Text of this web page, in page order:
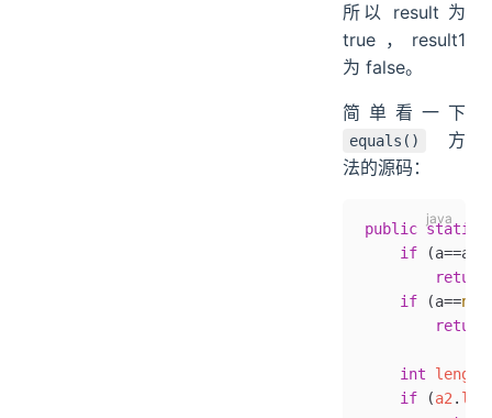
所以 result 为
true，result1
为 false。
简单看一下
equals()
方
法的源码：
public static
    if
(a==a2)
        return
    if
(a==
        return
    int
    if
(a2 .